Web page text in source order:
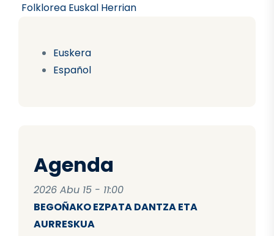
Euskera
Español
Agenda
2026 Abu 15 - 11:00
BEGOÑAKO EZPATA DANTZA ETA
AURRESKUA
Folklorea Euskal Herrian